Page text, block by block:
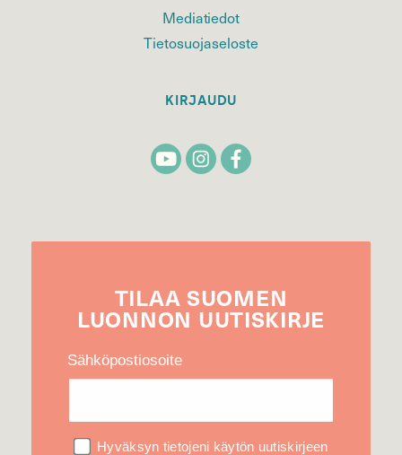
Mediatiedot
Tietosuojaseloste
KIRJAUDU
TILAA SUOMEN
LUONNON UUTIS­KIRJE
Sähköpostiosoite
Hyväksyn tietojeni käytön uutiskirjeen